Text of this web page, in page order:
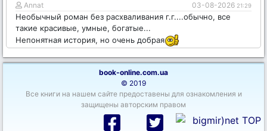
Annat 03-08-2026 21:29
Необычный роман без расхваливания г.г....обычно, все
такие красивые, умные, богатые...
Непонятная история, но очень добрая
book-online.com.ua
© 2019
Все книги на нашем сайте предоставены для ознакомления и
защищены авторским правом